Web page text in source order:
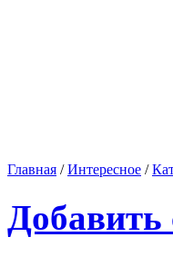
Главная /Интересное /
Добавить